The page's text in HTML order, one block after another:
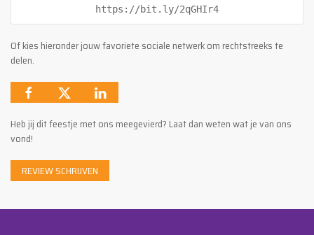
https://bit.ly/2qGHIr4
Of kies hieronder jouw favoriete sociale netwerk om rechtstreeks te
delen.
Heb jij dit feestje met ons meegevierd? Laat dan weten wat je van ons
vond!
REVIEW SCHRIJVEN